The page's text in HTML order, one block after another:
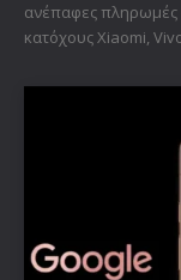
ανέπαφες πληρωμές
κατόχους Xiaomi,